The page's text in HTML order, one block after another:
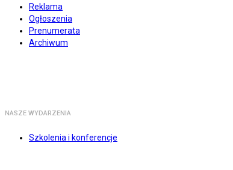
Reklama
Ogłoszenia
Prenumerata
Archiwum
NASZE WYDARZENIA
Szkolenia i konferencje